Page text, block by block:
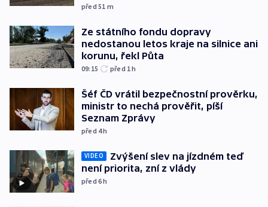
před 51 m
Ze státního fondu dopravy
nedostanou letos kraje na silnice ani
korunu, řekl Půta
09:15 před 1h
Šéf ČD vrátil bezpečnostní prověrku,
ministr to nechá prověřit, píší
Seznam Zprávy
před 4h
VIDEO
Zvýšení slev na jízdném teď
není priorita, zní z vlády
před 6h